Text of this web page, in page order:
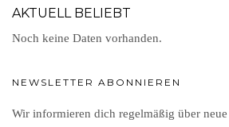
AKTUELL BELIEBT
Noch keine Daten vorhanden.
NEWSLETTER ABONNIEREN
Wir informieren dich regelmäßig über